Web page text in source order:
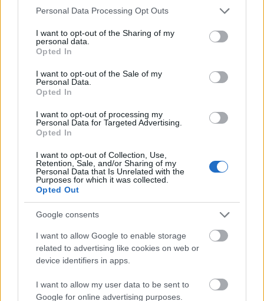
Please note that this website/app uses one or more Google
not limited to your visit or usage behaviour. You may click to
grant or deny consent to Google and its third-party tags to
use your data for below specified purposes in below Google
consent section.
Personal Data Processing Opt Outs
I want to opt-out of the Sharing of my
personal data.
Opted In
I want to opt-out of the Sale of my
Personal Data.
Opted In
I want to opt-out of processing my
Personal Data for Targeted Advertising.
Opted In
I want to opt-out of Collection, Use,
Retention, Sale, and/or Sharing of my
Personal Data that Is Unrelated with the
Purposes for which it was collected.
Opted Out
Google consents
I want to allow Google to enable storage
related to advertising like cookies on web or
device identifiers in apps.
I want to allow my user data to be sent to
Google for online advertising purposes.
közelmúltban, de ez tényleg visz mindent. Nem azért
Budapest legfrankóbb köztéri
installációja spontán jött létre.
Kellene ilyeneket szándékosan is
csinálni!
Zubreczki Dávid •2014. március 06.